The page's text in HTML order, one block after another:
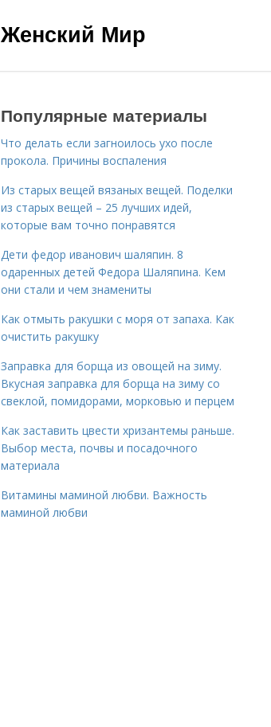
Женский Мир
Популярные материалы
Что делать если загноилось ухо после
прокола. Причины воспаления
Из старых вещей вязаных вещей. Поделки
из старых вещей – 25 лучших идей,
которые вам точно понравятся
Дети федор иванович шаляпин. 8
одаренных детей Федора Шаляпина. Кем
они стали и чем знамениты
Как отмыть ракушки с моря от запаха. Как
очистить ракушку
Заправка для борща из овощей на зиму.
Вкусная заправка для борща на зиму со
свеклой, помидорами, морковью и перцем
Как заставить цвести хризантемы раньше.
Выбор места, почвы и посадочного
материала
Витамины маминой любви. Важность
маминой любви